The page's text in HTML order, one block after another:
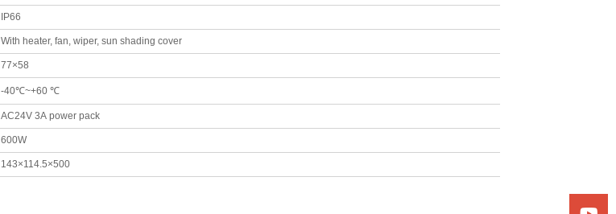
IP66
With heater, fan, wiper, sun shading cover
77×58
-40℃~+60 ℃
AC24V 3A power pack
600W
143×114.5×500